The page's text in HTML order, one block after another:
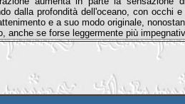
dalla profondità dell'oceano, con occhi
e a suo modo originale,
anche se forse leggermente più